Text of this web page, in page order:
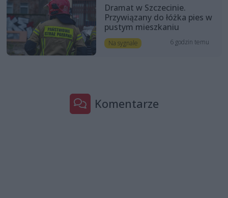
Dramat w Szczecinie.
Przywiązany do łóżka pies w
pustym mieszkaniu
Na sygnale 6 godzin temu
Komentarze